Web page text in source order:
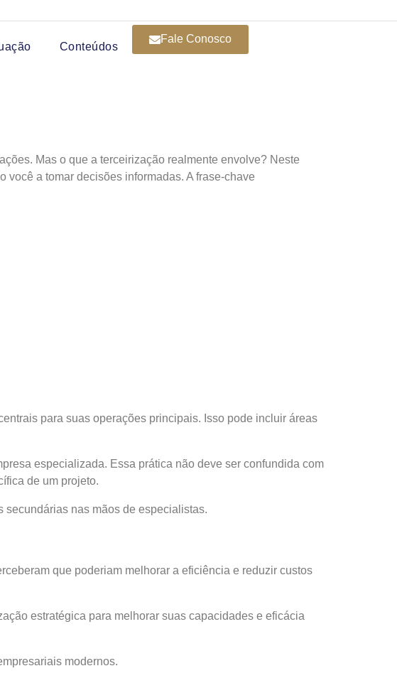
Conteúdos
Fale Conosco
Mas o que a terceirização realmente envolve? Neste
a tomar decisões informadas. A frase-chave
para suas operações principais. Isso pode incluir áreas
especializada. Essa prática não deve ser confundida com
de um projeto.
secundárias nas mãos de especialistas.
que poderiam melhorar a eficiência e reduzir custos
estratégica para melhorar suas capacidades e eficácia
modernos.